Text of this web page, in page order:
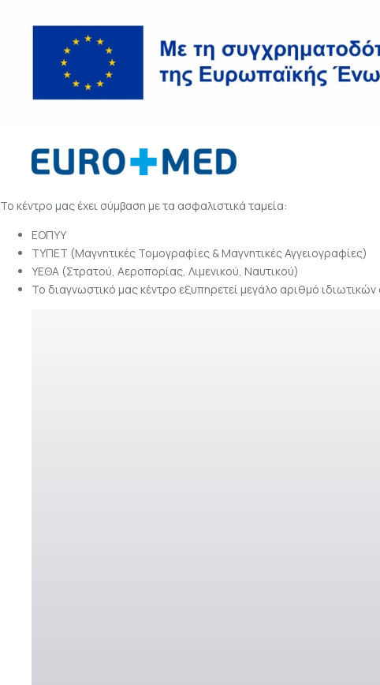
Το κέντρο μας έχει σύμβαση με τα ασφαλιστικά ταμεία:
ΕΟΠΥΥ
ΤΥΠΕΤ (Μαγνητικές Τομογραφίες & Μαγνητικές Αγγειογραφίες)
ΥΕΘΑ (Στρατού, Αεροπορίας, Λιμενικού, Ναυτικού)
Το διαγνωστικό μας κέντρο εξυπηρετεί μεγάλο αριθμό